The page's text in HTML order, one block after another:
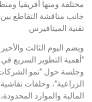
مختلفة ومنها أفريقيا
تقنية الميتافيرس.
ويضم اليوم الثالث
وجلسة حول "نمو الشركات
الزراعية"، وحلقات
المالية والموارد